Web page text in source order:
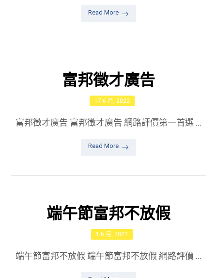
Read More
富邦徵才廣告
17 6 月, 2022
富邦徵才廣告 富邦徵才廣告 網路評價第一首選 ...
Read More
端午節富邦不放假
1 6 月, 2022
端午節富邦不放假 端午節富邦不放假 網路評價 ...